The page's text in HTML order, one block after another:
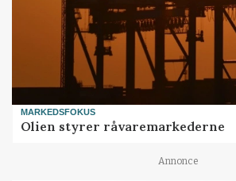
MARKEDSFOKUS
Olien styrer råvaremarkederne
Annonce